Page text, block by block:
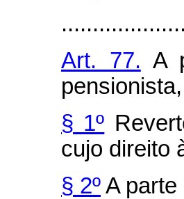
Art. 77. A
§ 1º
cujo direito
§ 2ºA